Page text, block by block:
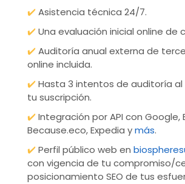
✔️Asistencia técnica 24/7.
✔️Una evaluación inicial online de
✔️Auditoría anual externa de
online incluida.
✔️Hasta 3 intentos de auditoría al
tu suscripción.
✔️Integración por API con Google,
Because.eco, Expedia ymás.
✔️Perfil público web en
con vigencia de tu compromiso/
posicionamiento SEO de tus